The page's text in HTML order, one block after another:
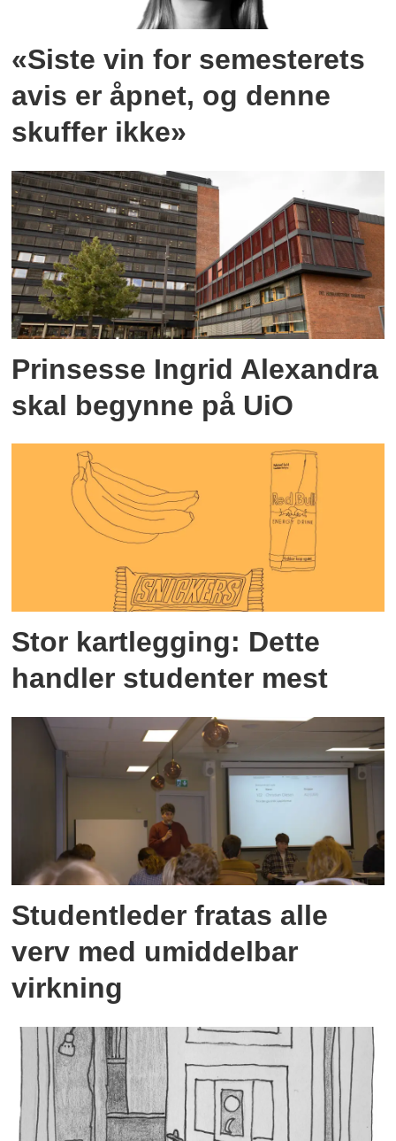
«Siste vin for semesterets
avis er åpnet, og denne
skuffer ikke»
Prinsesse Ingrid Alexandra
skal begynne på UiO
Stor kartlegging: Dette
handler studenter mest
Studentleder fratas alle
verv med umiddelbar
virkning